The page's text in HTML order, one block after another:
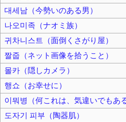
대세남（今勢いのある男）
나오미족（ナオミ族）
귀차니스트（面倒くさがり屋）
짤줍（ネット画像を拾うこと）
몰카（隠しカメラ）
행쇼（お幸せに）
이뭐병（何これは、気違いでもあ
도자기 피부（陶器肌）